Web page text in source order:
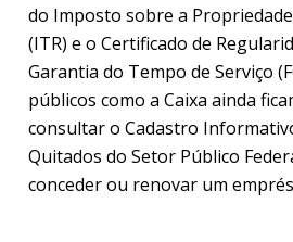
do Imposto sobre a
(ITR) e o Certificado de
Garantia do Tempo de Serviço
públicos como a Caixa ainda
consultar o Cadastro
Quitados do Setor Público
conceder ou renovar um